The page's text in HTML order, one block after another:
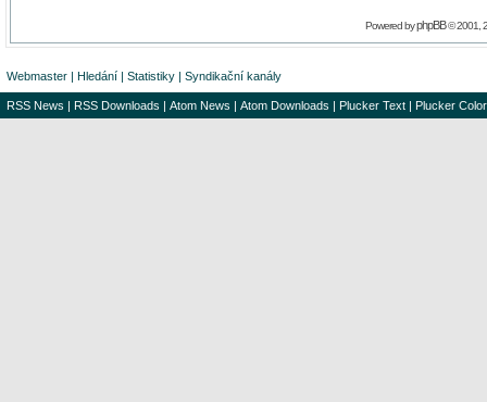
Powered byphpBB© 2001,
Webmaster | Hledání | Statistiky | Syndikační kanály
RSS News | RSS Downloads | Atom News | Atom Downloads | Plucker Text | Plucker Color